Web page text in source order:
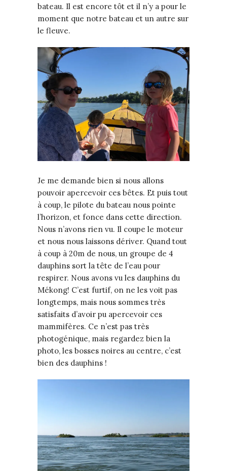
bateau. Il est encore tôt et il n’y a pour le
moment que notre bateau et un autre sur
le fleuve.
Je me demande bien si nous allons
pouvoir apercevoir ces bêtes. Et puis tout
à coup, le pilote du bateau nous pointe
l’horizon, et fonce dans cette direction.
Nous n’avons rien vu. Il coupe le moteur
et nous nous laissons dériver. Quand tout
à coup à 20m de nous, un groupe de 4
dauphins sort la tête de l’eau pour
respirer. Nous avons vu les dauphins du
Mékong! C’est furtif, on ne les voit pas
longtemps, mais nous sommes très
satisfaits d’avoir pu apercevoir ces
mammifères. Ce n’est pas très
photogénique, mais regardez bien la
photo, les bosses noires au centre, c’est
bien des dauphins !